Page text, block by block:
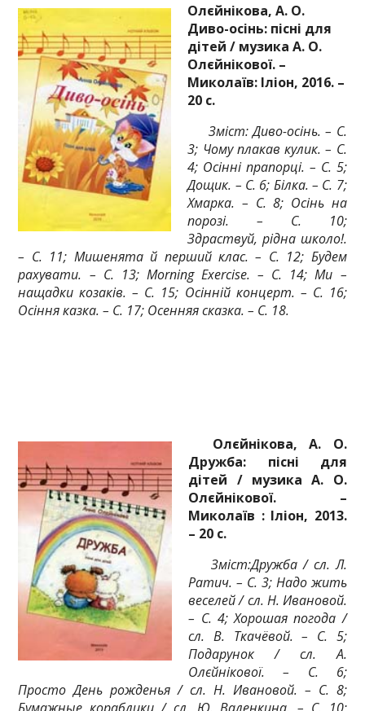
Олєйнікова, А. О.
Диво-осінь: пісні для
дітей / музика А. О.
Олєйнікової. –
Миколаїв: Іліон, 2016. –
20 с.
Зміст: Диво-осінь. – С.
3; Чому плакав кулик. – С.
4; Осінні прапорці. – С. 5;
Дощик. – С. 6; Білка. – С. 7;
Хмарка. – С. 8; Осінь на
порозі. – С. 10;
Здраствуй, рідна школо!.
– С. 11; Мишенята й перший клас. – С. 12; Будем
рахувати. – С. 13; Morning Exercise. – С. 14; Ми –
нащадки козаків. – С. 15; Осінній концерт. – С. 16;
Осіння казка. – С. 17; Осенняя сказка. – С. 18.
Олєйнікова, А. О.
Дружба: пісні для
дітей / музика А. О.
Олєйнікової. –
Миколаїв : Іліон, 2013.
– 20 с.
Зміст:Дружба / сл. Л.
Ратич. – С. 3; Надо жить
веселей / сл. Н. Ивановой.
– С. 4; Хорошая погода /
сл. В. Ткачёвой. – С. 5;
Подарунок / сл. А.
Олєйнікової. – С. 6;
Просто День рожденья / сл. Н. Ивановой. – С. 8;